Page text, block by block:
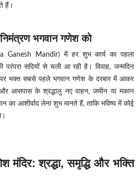
हैं।
भगवान गणेश को
Ganesh Mandir) में हर शुभ कार्य का पहला
सदियों से चली आ रही है। विवाह, जन्मदिन
पर भक्त सबसे पहले भगवान गणेश के दरबार में आकर
आसपास के श्रद्धालु नए वाहन, जमीन या मकान
का आशीर्वाद लेना शुभ मानते हैं, ताकि भविष्य में कोई
मंदिर: श्रद्धा, समृद्धि और भक्ति